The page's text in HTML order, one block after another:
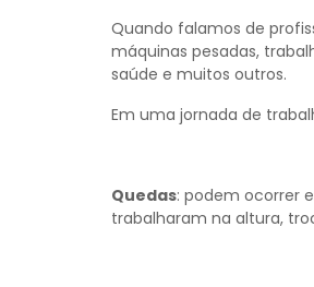
Quando falamos de
máquinas pesadas,
saúde e muitos outros.
Em uma jornada de
Quedas: podem ocorrer
trabalharam na altura,